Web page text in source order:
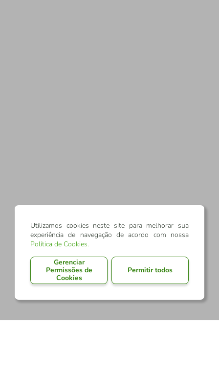
Utilizamos cookies neste site para melhorar sua
experiência de navegação de acordo com nossa
Política de Cookies.
Gerenciar
Permissões de
Cookies
Permitir todos